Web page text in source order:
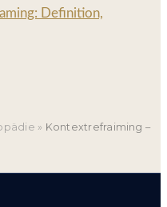
Definition,
» Kontextrefraiming –